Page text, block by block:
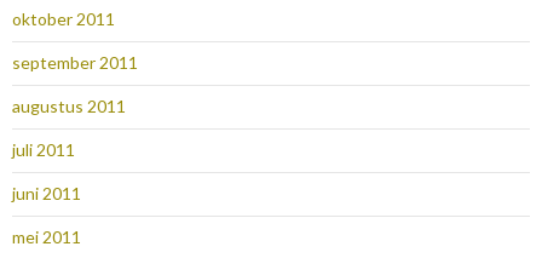
oktober 2011
september 2011
augustus 2011
juli 2011
juni 2011
mei 2011